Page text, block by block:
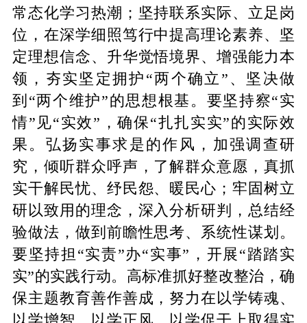
常态化学习热潮；坚持联系实际、立足岗
位，在深学细照笃行中提高理论素养、坚
定理想信念、升华觉悟境界、增强能力本
领，夯实坚定拥护“两个确立”、坚决做
到“两个维护”的思想根基。要坚持察“实
情”见“实效”，确保“扎扎实实”的实际效
果。弘扬实事求是的作风，加强调查研
究，倾听群众呼声，了解群众意愿，真抓
实干解民忧、纾民怨、暖民心；牢固树立
研以致用的理念，深入分析研判，总结经
验做法，做到前瞻性思考、系统性谋划。
要坚持担“实责”办“实事”，开展“踏踏实
实”的实践行动。高标准抓好整改整治，确
保主题教育善作善成，努力在以学铸魂、